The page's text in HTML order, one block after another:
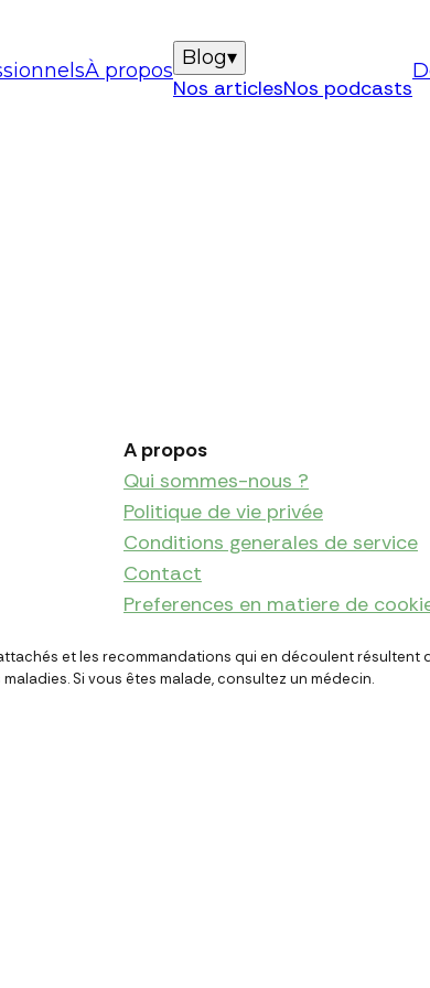
À propos
Blog▾
Nos articlesNos podcasts
A propos
Qui sommes-nous ?
Politique de vie privée
Conditions generales de service
Contact
Preferences en matiere de
et les recommandations qui en découlent résultent
Si vous êtes malade, consultez un médecin.